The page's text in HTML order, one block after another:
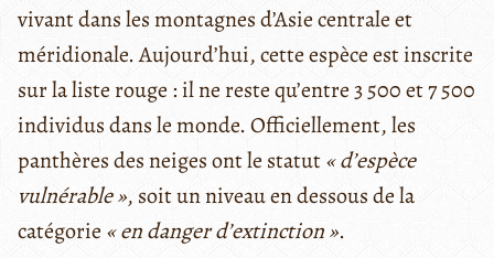
vivant dans les montagnes d’Asie centrale et
méridionale. Aujourd’hui, cette espèce est inscrite
sur la liste rouge : il ne reste qu’entre 3 500 et 7 500
individus dans le monde. Officiellement, les
panthères des neiges ont le statut« d’espèce
vulnérable », soit un niveau en dessous de la
catégorie« en danger d’extinction ».